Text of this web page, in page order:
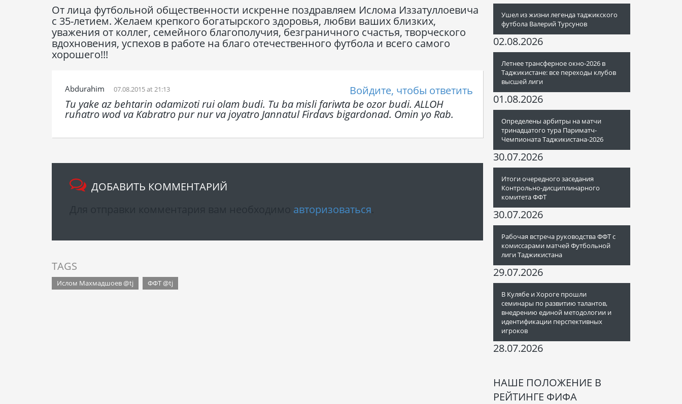
От лица футбольной общественности искренне поздравляем Ислома Иззатуллоевича
с 35-летием. Желаем крепкого богатырского здоровья, любви ваших близких,
уважения от коллег, семейного благополучия, безграничного счастья, творческого
вдохновения, успехов в работе на благо отечественного футбола и всего самого
хорошего!!!
Abdurahim 07.08.2015 at 21:13
Войдите, чтобы ответить
Tu yake az behtarin odamizoti rui olam budi. Tu ba misli fariwta be ozor budi. ALLOH
ruhatro wod va Kabratro pur nur va joyatro Jannatul Firdavs bigardonad. Omin yo Rab.
ДОБАВИТЬ КОММЕНТАРИЙ
авторизоваться
TAGS
Ислом Махмадшоев @tj ФФТ @tj
Ушел из жизни легенда таджикского
футбола Валерий Турсунов
02.08.2026
Летнее трансферное окно-2026 в
Таджикистане: все переходы клубов
высшей лиги
01.08.2026
Определены арбитры на матчи
тринадцатого тура Париматч-
Чемпионата Таджикистана-2026
30.07.2026
Итоги очередного заседания
Контрольно-дисциплинарного
комитета ФФТ
30.07.2026
Рабочая встреча руководства ФФТ с
комиссарами матчей Футбольной
лиги Таджикистана
29.07.2026
В Кулябе и Хороге прошли
семинары по развитию талантов,
внедрению единой методологии и
идентификации перспективных
игроков
28.07.2026
НАШЕ ПОЛОЖЕНИЕ В
РЕЙТИНГЕ ФИФА